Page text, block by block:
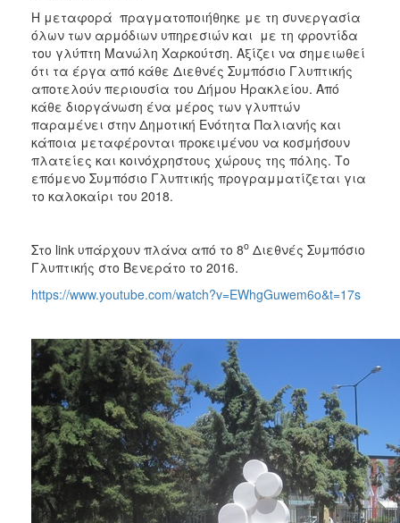
Η μεταφορά πραγματοποιήθηκε με τη συνεργασία
όλων των αρμόδιων υπηρεσιών και με τη φροντίδα
του γλύπτη Μανώλη Χαρκούτση. Αξίζει να σημειωθεί
ότι τα έργα από κάθε Διεθνές Συμπόσιο Γλυπτικής
αποτελούν περιουσία του Δήμου Ηρακλείου. Από
κάθε διοργάνωση ένα μέρος των γλυπτών
παραμένει στην Δημοτική Ενότητα Παλιανής και
κάποια μεταφέρονται προκειμένου να κοσμήσουν
πλατείες και κοινόχρηστους χώρους της πόλης. Το
επόμενο Συμπόσιο Γλυπτικής προγραμματίζεται για
το καλοκαίρι του 2018.
Στο link υπάρχουν πλάνα από το 8ο Διεθνές Συμπόσιο
Γλυπτικής στο Βενεράτο το 2016.
https://www.youtube.com/watch?v=EWhgGuwem6o&t=17s